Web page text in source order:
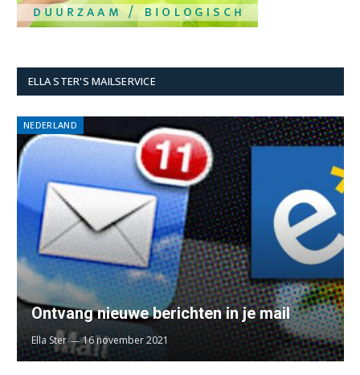
ELLA STER'S MAILSERVICE
NEDERLAND
Ontvang nieuwe berichten in je mail
Ella Ster 16 november 2021